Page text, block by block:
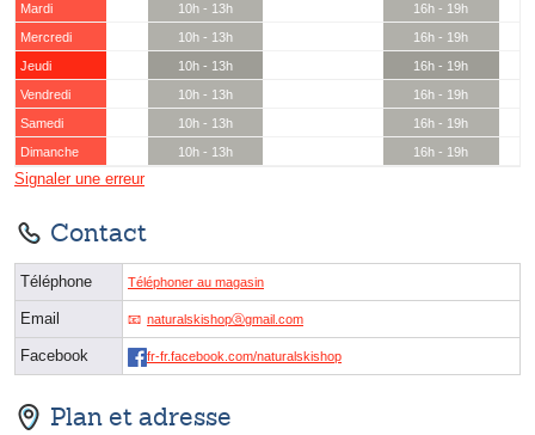
Mardi
10h - 13h
16h - 19h
Mercredi
10h - 13h
16h - 19h
Jeudi
10h - 13h
16h - 19h
Vendredi
10h - 13h
16h - 19h
Samedi
10h - 13h
16h - 19h
Dimanche
10h - 13h 16h - 19h
Signaler une erreur
Contact
Téléphone Téléphoner au magasin
Email naturalskishopⓐgmail.com
Facebook fr-fr.facebook.com/naturalskishop
Plan et adresse